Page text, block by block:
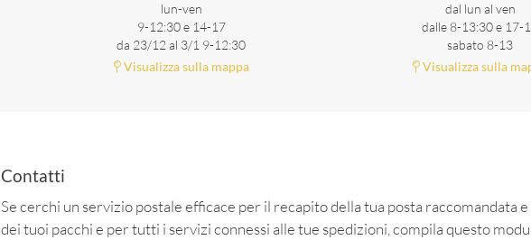
lun-ven
9-12:30 e 14-17
da 23/12 al 3/1 9-12:30
Visualizza sulla mappa
dal lun al ven
dalle 8-13:30 e 17-
sabato 8-13
Visualizza sulla
Contatti
Se cerchi un servizio postale efficace per il recapito della tua posta raccomandata
dei tuoi pacchi e per tutti i servizi connessi alle tue spedizioni, compila questo